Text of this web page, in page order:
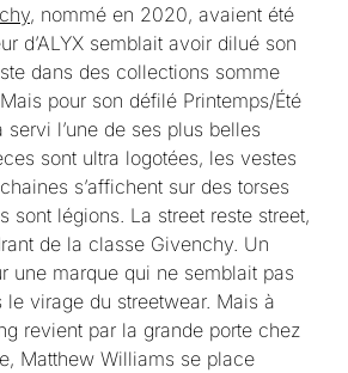
nommé en 2020, avaient été
d’ALYX semblait avoir dilué son
dans des collections somme
pour son défilé Printemps/Été
l’une de ses plus belles
sont ultra logotées, les vestes
s’affichent sur des torses
sont légions. La street reste street,
de la classe Givenchy. Un
une marque qui ne semblait pas
virage du streetwear. Mais à
revient par la grande porte chez
Matthew Williams se place